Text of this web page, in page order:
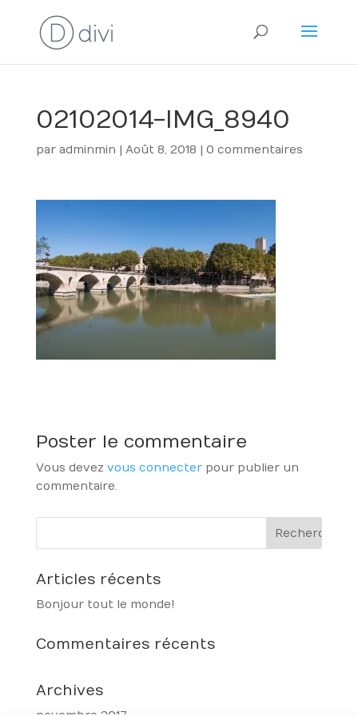
02102014-IMG_8940
par adminmin | Août 8, 2018 | 0 commentaires
Poster le commentaire
Vous devez vous connecterpour publier un
commentaire.
Articles récents
Bonjour tout le monde !
Commentaires récents
Archives